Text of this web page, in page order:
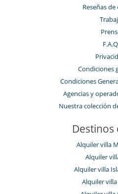
Reseñas
Condiciones
Condiciones
Agencias y
Nuestra colección
Destinos
Alquiler villa
Alquiler
Alquiler villa
Alquiler villa